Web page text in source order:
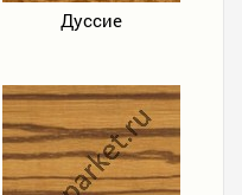
Дуссие